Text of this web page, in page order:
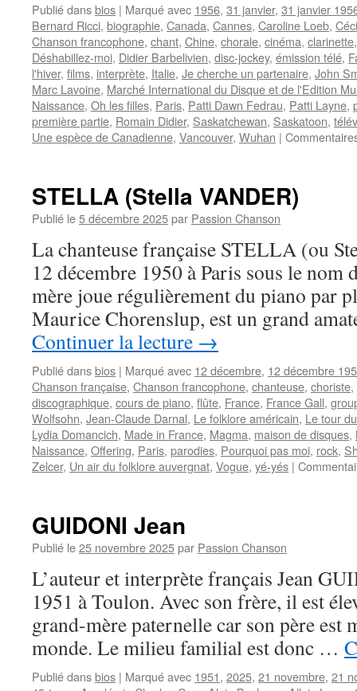
Publié dansbios | Marqué avec 1956, 31 janvier, 31 janvier
Bernard Ricci, biographie, Canada, Cannes, Caroline Loeb,
Chanson francophone, chant, Chine, chorale, cinéma, clarinette
Déshabillez-moi, Didier Barbelivien, disc-jockey, émission télé,
l'hiver, films, interprète, Italie, Je cherche un partenaire, John
Marc Lavoine, Marché International du Disque et de l'Edition
Naissance, Oh les filles, Paris, Patti Dawn Fedrau, Patti Layne,
première partie, Romain Didier, Saskatchewan, Saskatoon,
Une espèce de Canadienne, Vancouver, Wuhan |
STELLA (Stella VANDER)
Publié le5 décembre 2025par Passion Chanson
La chanteuse française STELLA (ou
12 décembre 1950 à Paris sous le nom
mère joue régulièrement du piano par
Maurice Chorenslup, est un grand
Continuer la lecture →
Publié dansbios | Marqué avec 12 décembre, 12 décembre
Chanson française, Chanson francophone, chanteuse, choriste,
discographique, cours de piano, flûte, France, France Gall,
Wolfsohn, Jean-Claude Darnal, Le folklore américain, Le tour
Lydia Domancich, Made in France, Magma, maison de disques,
Naissance, Offering, Paris, parodies, Pourquoi pas moi, rock,
Zelcer, Un air du folklore auvergnat, Vogue, yé-yés |
GUIDONI Jean
Publié le25 novembre 2025par Passion Chanson
L’auteur et interprète français Jean
1951 à Toulon. Avec son frère, il est
grand-mère paternelle car son père est
monde. Le milieu familial est donc …
Publié dansbios | Marqué avec 1951, 2025, 21 novembre, 21